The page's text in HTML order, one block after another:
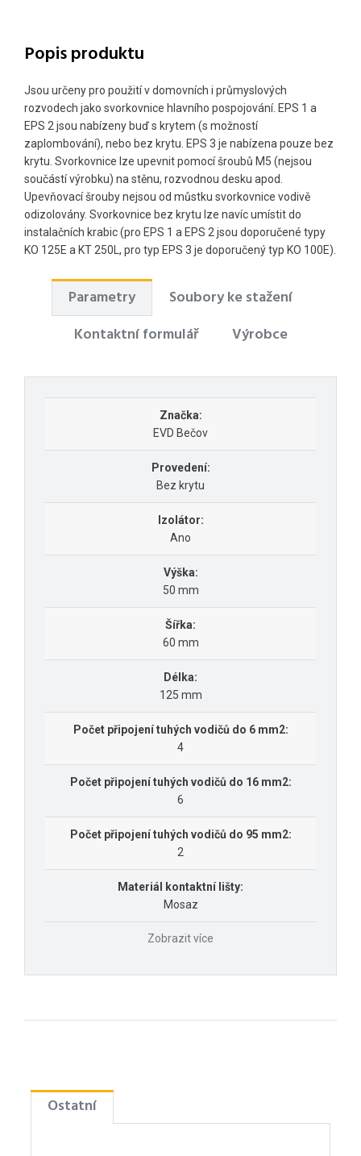
Popis produktu
Jsou určeny pro použití v domovních i průmyslových
rozvodech jako svorkovnice hlavního pospojování. EPS 1 a
EPS 2 jsou nabízeny buď s krytem (s možností
zaplombování), nebo bez krytu. EPS 3 je nabízena pouze bez
krytu. Svorkovnice lze upevnit pomocí šroubů M5 (nejsou
součástí výrobku) na stěnu, rozvodnou desku apod.
Upevňovací šrouby nejsou od můstku svorkovnice vodivě
odizolovány. Svorkovnice bez krytu lze navíc umístit do
instalačních krabic (pro EPS 1 a EPS 2 jsou doporučené typy
KO 125E a KT 250L, pro typ EPS 3 je doporučený typ KO 100E).
Parametry
Soubory ke stažení
Kontaktní formulář
Výrobce
Značka:
EVD Bečov
Provedení:
Bez krytu
Izolátor:
Ano
Výška:
50 mm
Šířka:
60 mm
Délka:
125 mm
Počet připojení tuhých vodičů do 6 mm2:
4
Počet připojení tuhých vodičů do 16 mm2:
6
Počet připojení tuhých vodičů do 95 mm2:
2
Materiál kontaktní lišty:
Mosaz
Zobrazit více
Ostatní